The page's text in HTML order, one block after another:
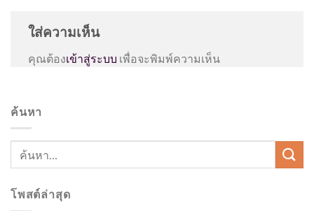
ใส่ความเห็น
คุณต้องเข้าสู่ระบบ เพื่อจะพิมพ์ความเห็น
ค้นหา
โพสต์ล่าสุด